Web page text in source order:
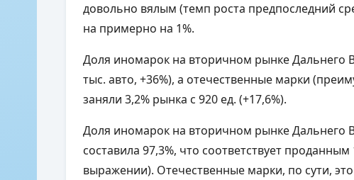
довольно вялым (темп роста предпоследний
на примерно на 1%.
Доля иномарок на вторичном рынке Дальнего
тыс. авто, +36%), а отечественные марки
заняли 3,2% рынка с 920 ед. (+17,6%).
Доля иномарок на вторичном рынке Дальнего
составила 97,3%, что соответствует
выражении). Отечественные марки, по сути,